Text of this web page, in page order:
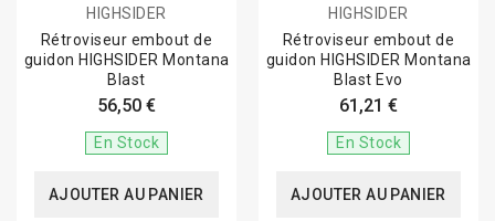
HIGHSIDER
Rétroviseur embout de
guidon HIGHSIDER Montana
Blast
56,50 €
En Stock
AJOUTER AU PANIER
HIGHSIDER
Rétroviseur embout de
guidon HIGHSIDER Montana
Blast Evo
61,21 €
En Stock
AJOUTER AU PANIER